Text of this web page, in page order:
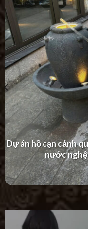
Dự án thác nước